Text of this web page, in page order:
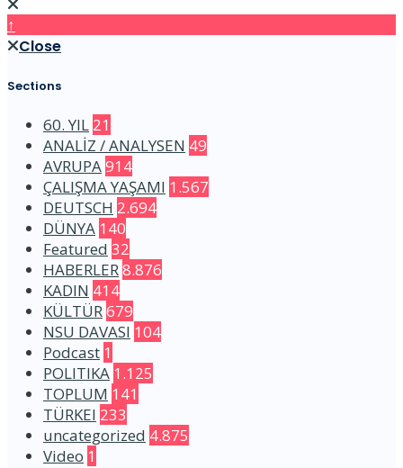
↑
Close
Sections
60. YIL 21
ANALİZ / ANALYSEN 49
AVRUPA914
ÇALIŞMA YAŞAMI 1.567
DEUTSCH 2.694
DÜNYA 140
Featured 32
HABERLER8.876
KADIN 414
KÜLTÜR679
NSU DAVASI 104
Podcast 1
POLITIKA 1.125
TOPLUM 141
TÜRKEI 233
uncategorized 4.875
Video 1